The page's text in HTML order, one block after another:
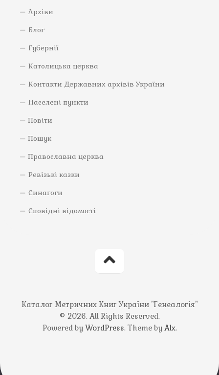
Архіви
Блог
Губернії
Католицька церква
Контакти Державних архівів України
Населені пункти
Повіти
Пошук
Православна церква
Ревізькі казки
Синагоги
Сповідні відомості
Каталог Метричних Книг України "Генеалогія"
© 2026. All Rights Reserved.
Powered by WordPress. Theme by Alx.